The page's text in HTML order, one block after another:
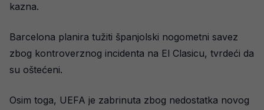
kazna.
Barcelona planira tužiti španjolski nogometni savez
zbog kontroverznog incidenta na El Clasicu, tvrdeći da
su oštećeni.
Osim toga, UEFA je zabrinuta zbog nedostatka novog